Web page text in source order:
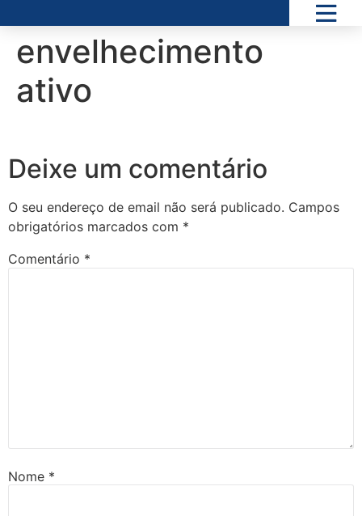
envelhecimento
ativo
Deixe um comentário
O seu endereço de email não será publicado. Campos
obrigatórios marcados com *
Comentário *
Nome *